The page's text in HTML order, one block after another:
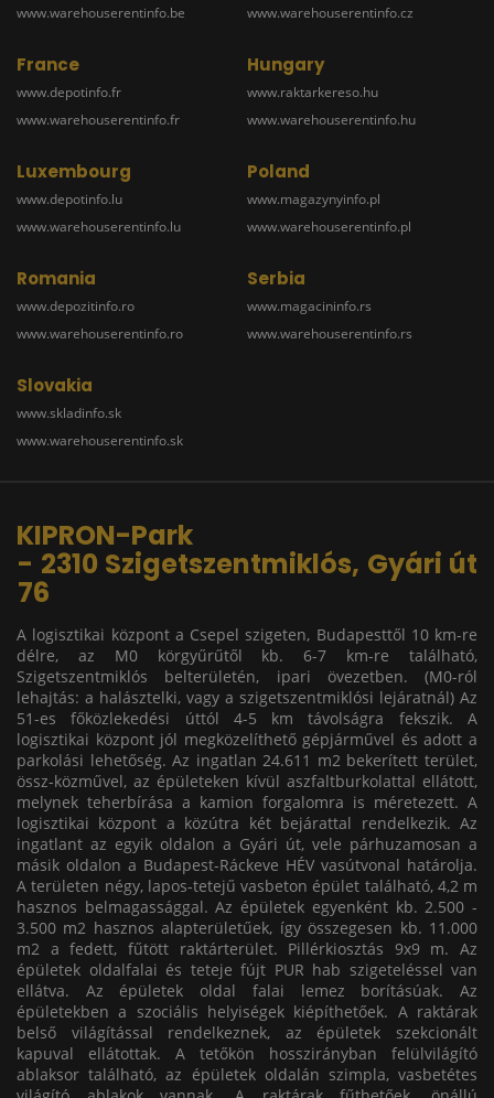
www.warehouserentinfo.be
www.warehouserentinfo.cz
France
www.depotinfo.fr
www.warehouserentinfo.fr
Hungary
www.raktarkereso.hu
www.warehouserentinfo.hu
Luxembourg
www.depotinfo.lu
www.warehouserentinfo.lu
Poland
www.magazynyinfo.pl
www.warehouserentinfo.pl
Romania
www.depozitinfo.ro
www.warehouserentinfo.ro
Serbia
www.magacininfo.rs
www.warehouserentinfo.rs
Slovakia
www.skladinfo.sk
www.warehouserentinfo.sk
KIPRON-Park
- 2310 Szigetszentmiklós, Gyári út
76
A logisztikai központ a Csepel szigeten, Budapesttől 10 km-re
délre, az M0 körgyűrűtől kb. 6-7 km-re található,
Szigetszentmiklós belterületén, ipari övezetben. (M0-ról
lehajtás: a halásztelki, vagy a szigetszentmiklósi lejáratnál) Az
51-es főközlekedési úttól 4-5 km távolságra fekszik. A
logisztikai központ jól megközelíthető gépjárművel és adott a
parkolási lehetőség. Az ingatlan 24.611 m2 bekerített terület,
össz-közművel, az épületeken kívül aszfaltburkolattal ellátott,
melynek teherbírása a kamion forgalomra is méretezett. A
logisztikai központ a közútra két bejárattal rendelkezik. Az
ingatlant az egyik oldalon a Gyári út, vele párhuzamosan a
másik oldalon a Budapest-Ráckeve HÉV vasútvonal határolja.
A területen négy, lapos-tetejű vasbeton épület található, 4,2 m
hasznos belmagassággal. Az épületek egyenként kb. 2.500 -
3.500 m2 hasznos alapterületűek, így összegesen kb. 11.000
m2 a fedett, fűtött raktárterület. Pillérkiosztás 9x9 m. Az
épületek oldalfalai és teteje fújt PUR hab szigeteléssel van
ellátva. Az épületek oldal falai lemez borításúak. Az
épületekben a szociális helyiségek kiépíthetőek. A raktárak
belső világítással rendelkeznek, az épületek szekcionált
kapuval ellátottak. A tetőkön hosszirányban felülvilágító
ablaksor található, az épületek oldalán szimpla, vasbetétes